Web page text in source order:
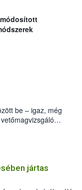
be – igaz, még
Győző által
jártas